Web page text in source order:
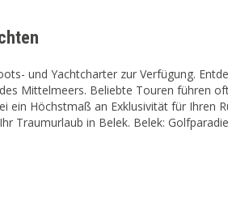
und Yachtcharter zur Verfügung.
Mittelmeers. Beliebte Touren führen
ein Höchstmaß an Exklusivität für Ihren
Traumurlaub in Belek. Belek: